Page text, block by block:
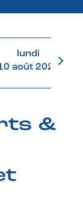
lundi
août 2026
&